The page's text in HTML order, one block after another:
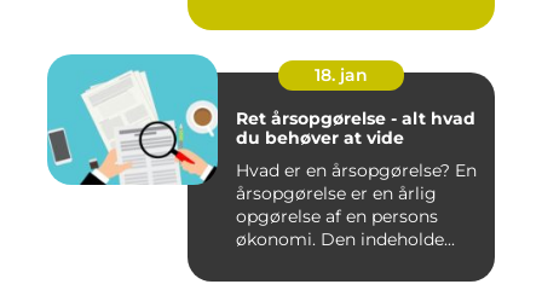
18. jan
Ret årsopgørelse - alt hvad
du behøver at vide
Hvad er en årsopgørelse? En
årsopgørelse er en årlig
opgørelse af en persons
økonomi. Den indeholde...